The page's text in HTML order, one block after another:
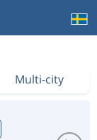
Multi-city